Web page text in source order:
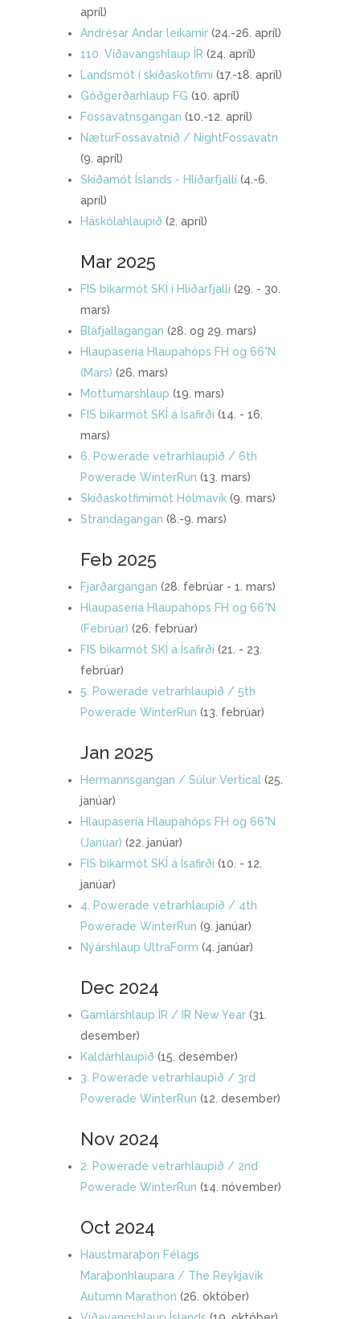
apríl)
Andrésar Andar leikarnir (24.-26. apríl)
110. Víðavangshlaup ÍR (24. apríl)
Landsmót í skíðaskotfimi (17.-18. apríl)
Góðgerðarhlaup FG (10. apríl)
Fossavatnsgangan (10.-12. apríl)
NæturFossavatnið / NightFossavatn
(9. apríl)
Skíðamót Íslands - Hlíðarfjalli (4.-6.
apríl)
Háskólahlaupið (2. apríl)
Mar 2025
FIS bikarmót SKÍ í Hlíðarfjalli (29. - 30.
mars)
Bláfjallagangan (28. og 29. mars)
Hlaupasería Hlaupahóps FH og 66°N
(Mars) (26. mars)
Mottumarshlaup (19. mars)
FIS bikarmót SKÍ á Ísafirði (14. - 16.
mars)
6. Powerade vetrarhlaupið / 6th
Powerade WinterRun (13. mars)
Skíðaskotfimimót Hólmavík (9. mars)
Strandagangan (8.-9. mars)
Feb 2025
Fjarðargangan (28. febrúar - 1. mars)
Hlaupasería Hlaupahóps FH og 66°N
(Febrúar) (26. febrúar)
FIS bikarmót SKÍ á Ísafirði (21. - 23.
febrúar)
5. Powerade vetrarhlaupið / 5th
Powerade WinterRun (13. febrúar)
Jan 2025
Hermannsgangan / Súlur Vertical (25.
janúar)
Hlaupasería Hlaupahóps FH og 66°N
(Janúar) (22. janúar)
FIS bikarmót SKÍ á Ísafirði (10. - 12.
janúar)
4. Powerade vetrarhlaupið / 4th
Powerade WinterRun (9. janúar)
Nýárshlaup UltraForm (4. janúar)
Dec 2024
Gamlárshlaup ÍR / IR New Year (31.
desember)
Kaldárhlaupið (15. desember)
3. Powerade vetrarhlaupið / 3rd
Powerade WinterRun (12. desember)
Nov 2024
2. Powerade vetrarhlaupið / 2nd
Powerade WinterRun (14. nóvember)
Oct 2024
Haustmaraþon Félags
Maraþonhlaupara / The Reykjavik
Autumn Marathon (26. október)